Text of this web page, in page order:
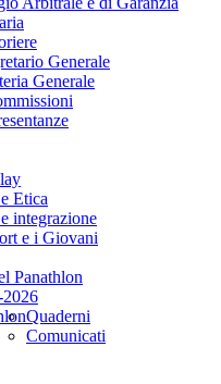
Generale
Generale
Etica
integrazione
e i Giovani
Panathlon
Quaderni
Comunicati